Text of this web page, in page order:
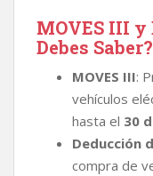
MOVES III y
Debes Saber?
MOVES III:
vehículos
hasta el 30
Deducción
compra de